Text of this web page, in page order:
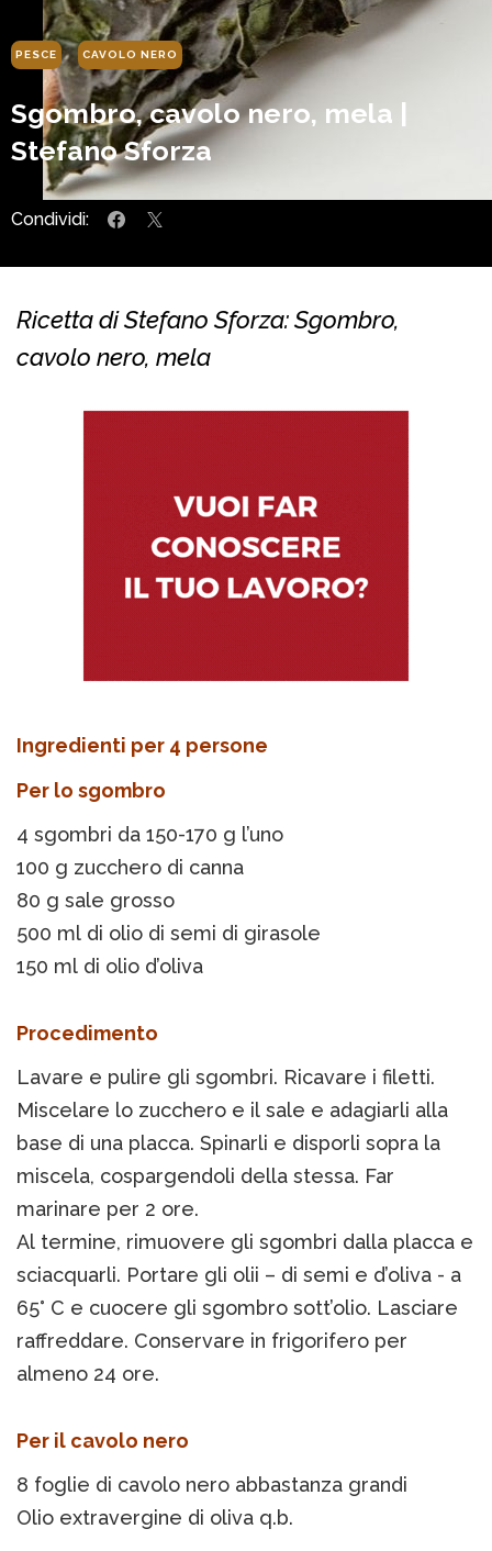
PESCE CAVOLO NERO
Sgombro, cavolo nero, mela |
Stefano Sforza
Condividi:
Ricetta di Stefano Sforza: Sgombro,
cavolo nero, mela
Ingredienti per 4 persone
Per lo sgombro
4 sgombri da 150-170 g l’uno
100 g zucchero di canna
80 g sale grosso
500 ml di olio di semi di girasole
150 ml di olio d’oliva
Procedimento
Lavare e pulire gli sgombri. Ricavare i filetti.
Miscelare lo zucchero e il sale e adagiarli alla
base di una placca. Spinarli e disporli sopra la
miscela, cospargendoli della stessa. Far
marinare per 2 ore.
Al termine, rimuovere gli sgombri dalla placca e
sciacquarli. Portare gli olii – di semi e d’oliva - a
65° C e cuocere gli sgombro sott’olio. Lasciare
raffreddare. Conservare in frigorifero per
almeno 24 ore.
Per il cavolo nero
8 foglie di cavolo nero abbastanza grandi
Olio extravergine di oliva q.b.